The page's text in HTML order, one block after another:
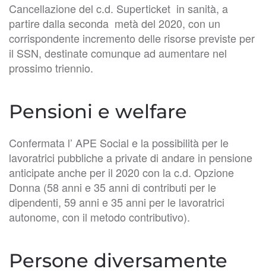
Cancellazione del c.d. Superticket in sanità, a
partire dalla seconda metà del 2020, con un
corrispondente incremento delle risorse previste per
il SSN, destinate comunque ad aumentare nel
prossimo triennio.
Pensioni e welfare
Confermata l’ APE Social e la possibilità per le
lavoratrici pubbliche a private di andare in pensione
anticipate anche per il 2020 con la c.d. Opzione
Donna (58 anni e 35 anni di contributi per le
dipendenti, 59 anni e 35 anni per le lavoratrici
autonome, con il metodo contributivo).
Persone diversamente